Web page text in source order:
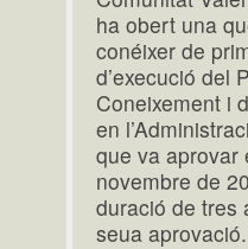
ha obert una
conéixer de
d’execució del
Coneixement i
en
que va aprovar
novembre de
duració de tres
seua aprovació.